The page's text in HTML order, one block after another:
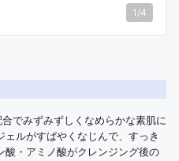
1 /4
でみずみずしくなめらかな素肌に
ルがすばやくなじんで、すっき
酸・アミノ酸がクレンジング後の